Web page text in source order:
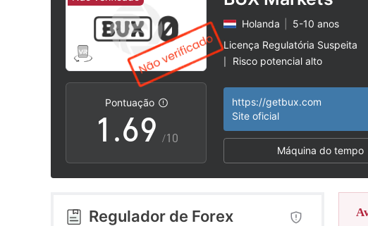
Pontuação
0
1
2
3
.
4
5
6
7
8
7
8
9 /10
Holanda
5-10 anos
Licença Regulatória Suspeita
Risco potencial alto
https://getbux.com
Site oficial
Máquina do tempo
Regulador de Forex